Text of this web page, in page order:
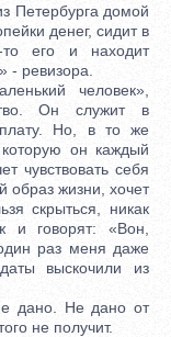
Петербурга домой
денег, сидит в
то его и находит
- ревизора.
человек»,
Он служит в
Но, в то же
он каждый
чувствовать себя
образ жизни, хочет
скрыться, никак
и говорят: «Вон,
раз меня даже
выскочили из
дано. Не дано от
не получит.